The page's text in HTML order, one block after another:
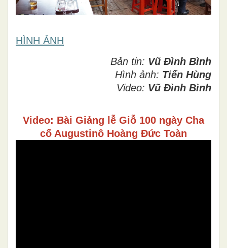
HÌNH ẢNH
Bản tin: Vũ Đình Bình
Hình ảnh: Tiến Hùng
Video: Vũ Đình Bình
Video: Bài Giảng lễ Giỗ 100 ngày Cha
cố Augustinô Hoàng Đức Toàn